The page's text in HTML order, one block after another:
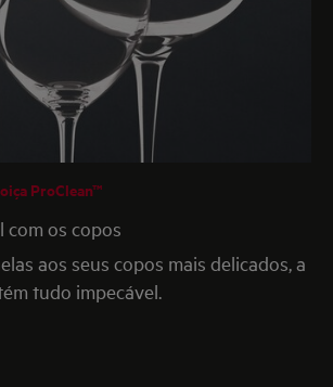
ProClean™
com os copos
aos seus copos mais delicados, a
tudo impecável.